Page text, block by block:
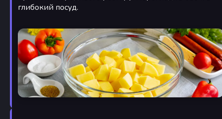
глибокий посуд.